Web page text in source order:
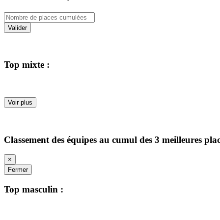
Valider
Top mixte :
Voir plus
Classement des équipes au cumul des 3 meilleures
×
Fermer
Top masculin :